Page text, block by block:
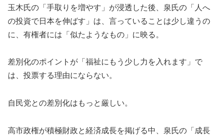
玉木氏の「手取りを増やす」が浸透した後、泉氏の「人へ
の投資で日本を伸ばす」は、言っていることは少し違うの
に、有権者には「似たようなもの」に映る。
差別化のポイントが「福祉にもう少し力を入れます」で
は、投票する理由にならない。
自民党との差別化はもっと厳しい。
高市政権が積極財政と経済成長を掲げる中、泉氏の「成長